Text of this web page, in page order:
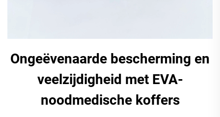
Ongeëvenaarde bescherming en
veelzijdigheid met EVA-
noodmedische koffers